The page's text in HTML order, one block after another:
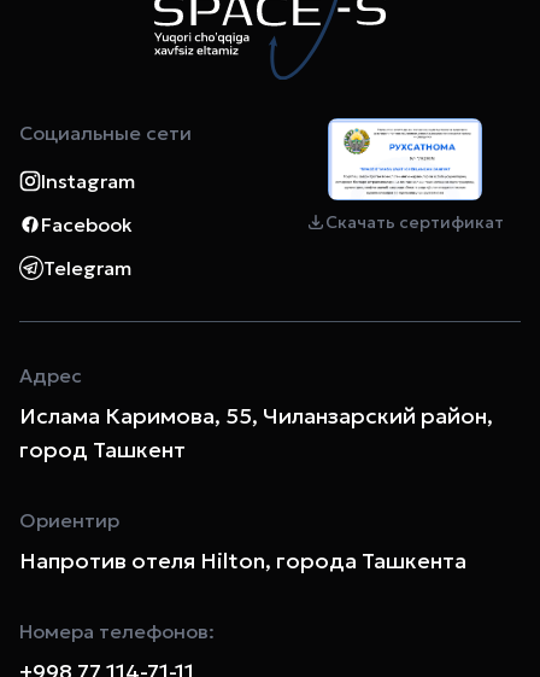
Социальные сети
Instagram
Facebook
Telegram
Скачать сертификат
Адрес
Ислама Каримова, 55, Чиланзарский район,
город Ташкент
Ориентир
Напротив отеля Hilton, города Ташкента
Номера телефонов:
+998 77 114-71-11